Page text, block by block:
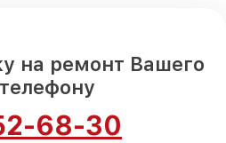
на ремонт Вашего
68-30